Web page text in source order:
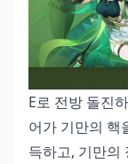
E로 전방 돌진
어가 기만의 핵
득하고, 기만의